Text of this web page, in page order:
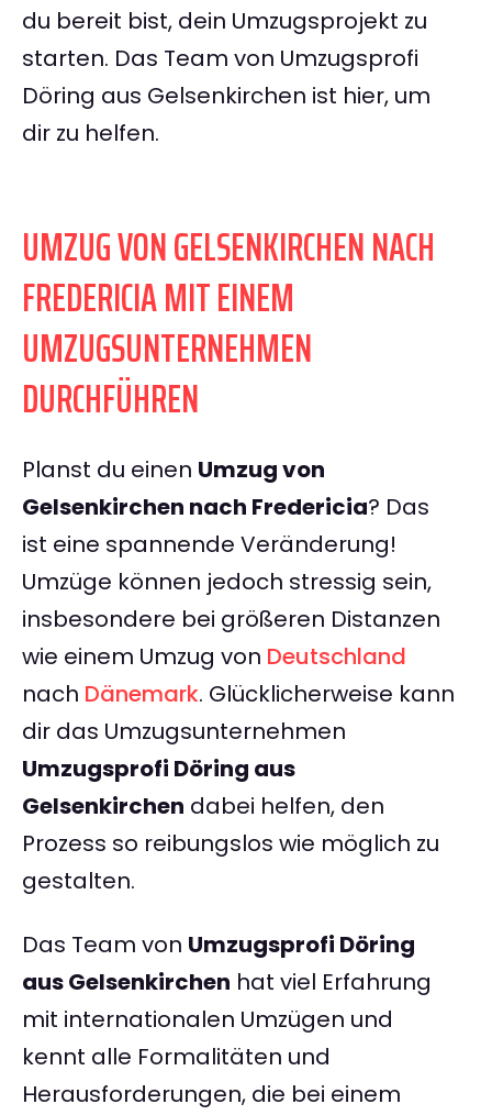
du bereit bist, dein Umzugsprojekt zu
starten. Das Team von Umzugsprofi
Döring aus Gelsenkirchen ist hier, um
dir zu helfen.
UMZUG VON GELSENKIRCHEN NACH
FREDERICIA MIT EINEM
UMZUGSUNTERNEHMEN
DURCHFÜHREN
Planst du einen Umzug von
Gelsenkirchen nach Fredericia? Das
ist eine spannende Veränderung!
Umzüge können jedoch stressig sein,
insbesondere bei größeren Distanzen
wie einem Umzug von Deutschland
nach Dänemark. Glücklicherweise kann
dir das Umzugsunternehmen
Umzugsprofi Döring aus
Gelsenkirchen dabei helfen, den
Prozess so reibungslos wie möglich zu
gestalten.
Das Team von Umzugsprofi Döring
aus Gelsenkirchen hat viel Erfahrung
mit internationalen Umzügen und
kennt alle Formalitäten und
Herausforderungen, die bei einem